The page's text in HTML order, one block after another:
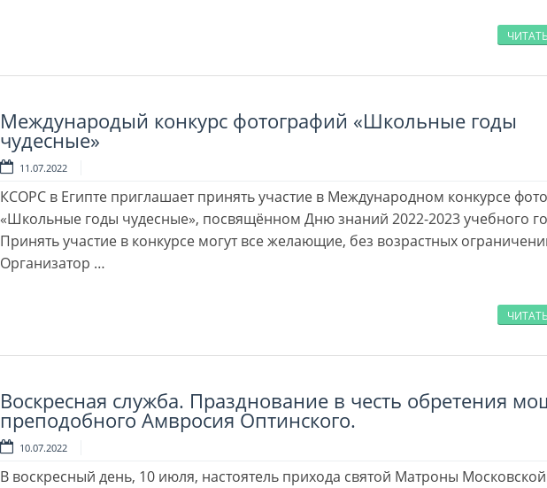
Международый конкурс фотографий «Школьные годы
чудесные»
11.07.2022
КСОРС в Египте приглашает принять участие в Международном конкурсе
«Школьные годы чудесные», посвящённом Дню знаний 2022-2023 учебного
Принять участие в конкурсе могут все желающие, без возрастных
Организатор …
Воскресная служба. Празднование в честь обретения
преподобного Амвросия Оптинского.
10.07.2022
В воскресный день, 10 июля, настоятель прихода святой Матроны